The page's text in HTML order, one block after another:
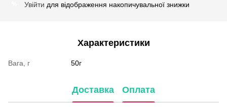
Увійти для відображення накопичувальної знижки
Характеристики
Вага, г 50г
Доставка Оплата